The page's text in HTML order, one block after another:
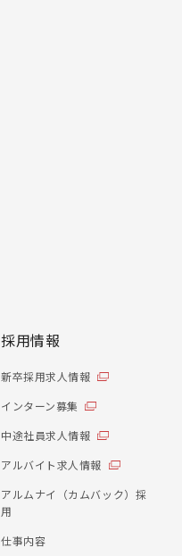
採用情報
新卒採用求人情報
インターン募集
中途社員求人情報
アルバイト求人情報
アルムナイ（カムバック）採
用
仕事内容